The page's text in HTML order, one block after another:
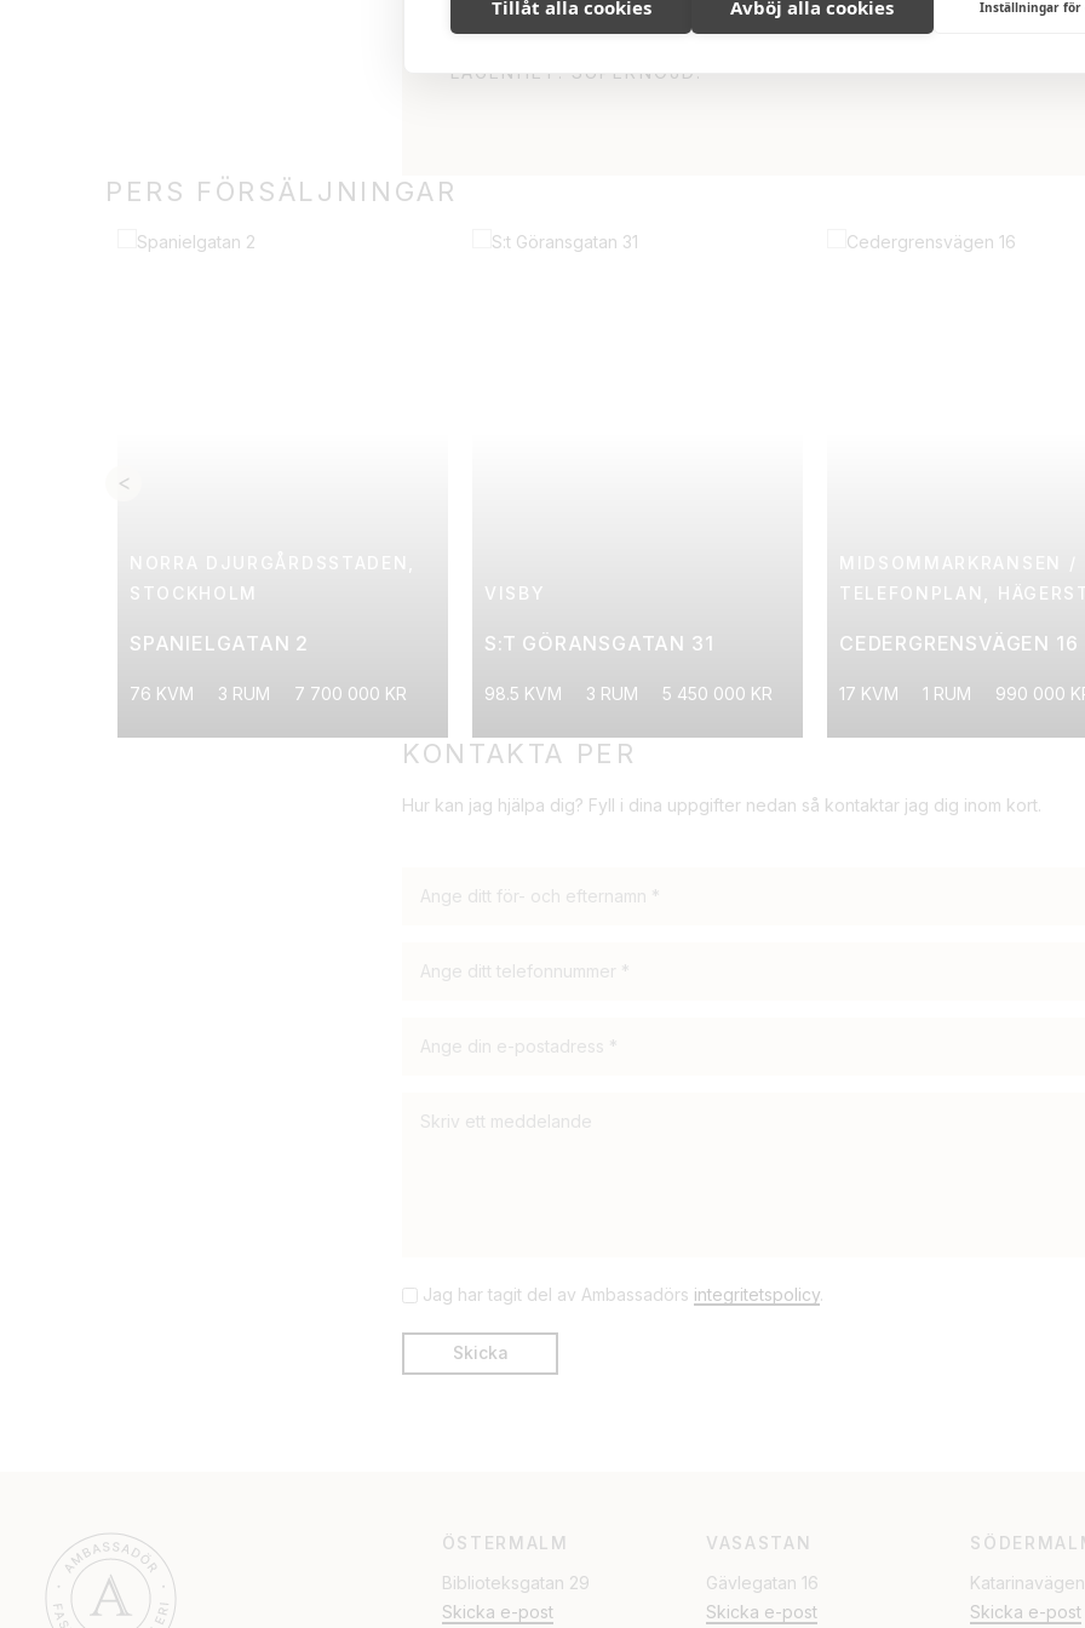
Tillåt alla cookies Avböj alla cookies Inställningar för
PROFFSIGASTE OCH MEST EFFEKTIVA MÄKLAREN SOM JAG
LÄGENHET. SUPERNÖJD!
PERS FÖRSÄLJNINGAR
STOCKHOLM
SPANIELGATAN 2
76 KVM 3 RUM 7 700 000 KR
VISBY
S:T GÖRANSGATAN 31
98.5 KVM 3 RUM 5 450 000 KR
TELEFONPLAN,
CEDERGRENSVÄGEN 16
17 KVM 1 RUM 990 000
KONTAKTA PER
Hur kan jag hjälpa dig? Fyll i dina uppgifter nedan så kontaktar jag dig inom kort.
Jag har tagit del av Ambassadörs integritetspolicy.
ÖSTERMALM
Biblioteksgatan 29
Skicka e-post
VASASTAN
Gävlegatan 16
Skicka e-post
Katarinavägen
Skicka e-post